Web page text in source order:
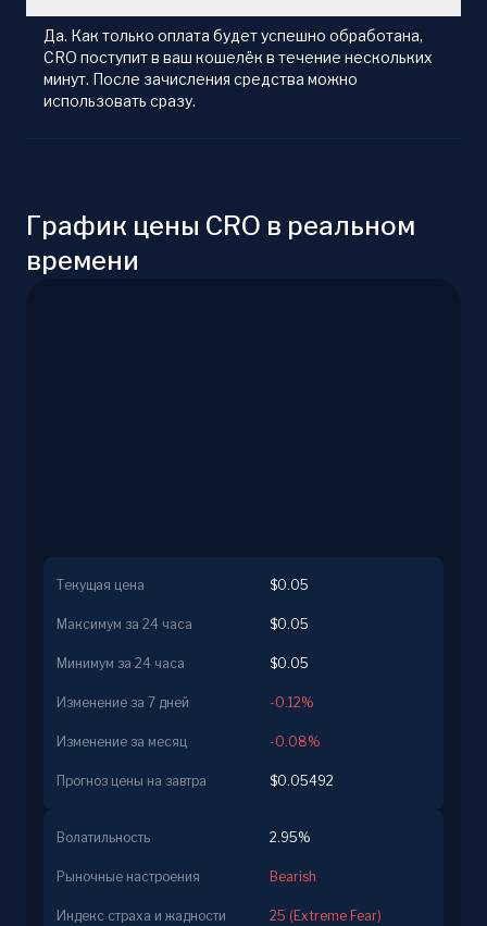
Да. Как только оплата будет успешно обработана,
CRO поступит в ваш кошелёк в течение нескольких
минут. После зачисления средства можно
использовать сразу.
График цены CRO в реальном
времени
Текущая цена $0.05
Максимум за 24 часа $0.05
Минимум за 24 часа $0.05
Изменение за 7 дней -0.12%
Изменение за месяц -0.08%
Прогноз цены на завтра $0.05492
Волатильность 2.95%
Рыночные настроения Bearish
Индекс страха и жадности 25 (Extreme Fear)